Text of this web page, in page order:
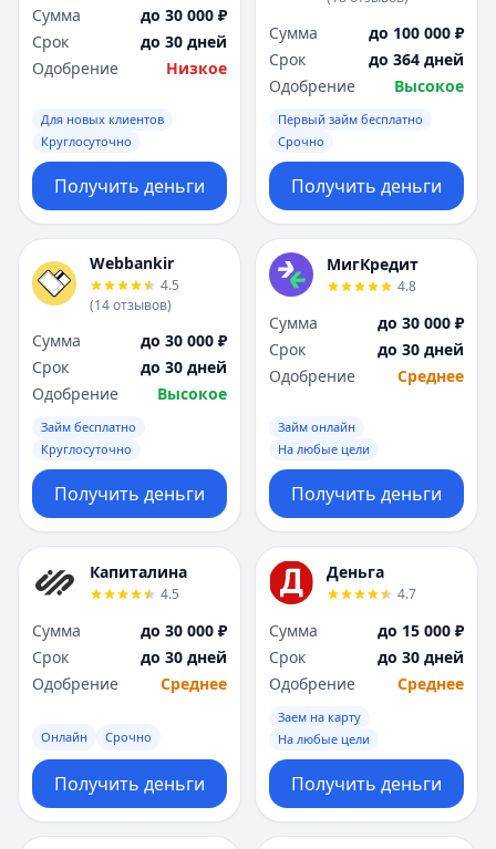
Сумма
до 30 000 ₽
Срок
до 30 дней
Одобрение
Низкое
Для новых клиентов
Круглосуточно
Получить деньги
Сумма
до 100 000 ₽
Срок
до 364 дней
Одобрение
Высокое
Первый займ бесплатно
Срочно
Получить деньги
Webbankir
4.5
(14отзывов)
Сумма
до 30 000 ₽
Срок
до 30 дней
Одобрение
Высокое
Займ бесплатно
Круглосуточно
Получить деньги
МигКредит
4.8
Сумма
до 30 000 ₽
Срок
до 30 дней
Одобрение
Среднее
Займ онлайн
На любые цели
Получить деньги
Капиталина
4.5
Сумма
до 30 000 ₽
Срок
до 30 дней
Одобрение
Среднее
Онлайн Срочно
Получить деньги
Деньга
4.7
Сумма
до 15 000 ₽
Срок
до 30 дней
Одобрение
Среднее
Заем на карту
На любые цели
Получить деньги